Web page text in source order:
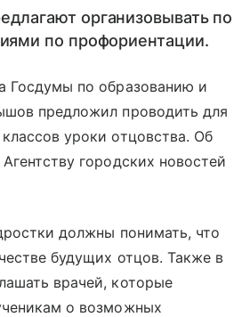
организовывать по
по профориентации.
Госдумы по образованию и
предложил проводить для
уроки отцовства. Об
городских новостей
должны понимать, что
будущих отцов. Также в
врачей, которые
о возможных